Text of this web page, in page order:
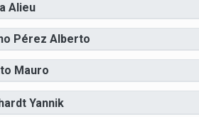
Alieu
Pérez Alberto
Mauro
Yannik